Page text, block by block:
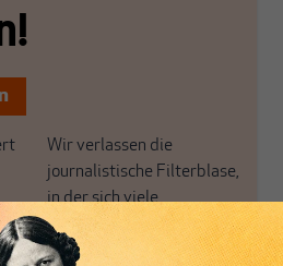
Wir verlassen die
journalistische Filterblase,
in der sich viele
eingerichtet haben. Wir
öffnen Fenster und